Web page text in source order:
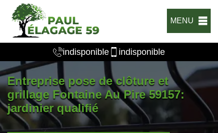
MENU
indisponible indisponible
Entreprise pose de clôture et
grillage Fontaine Au Pire 59157:
jardinier qualifié